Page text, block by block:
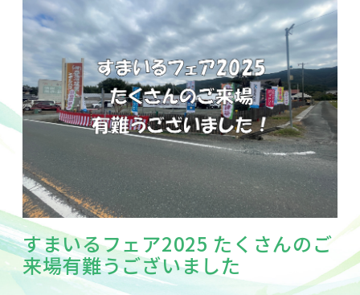
すまいるフェア2025 たくさんのご
来場有難うございました